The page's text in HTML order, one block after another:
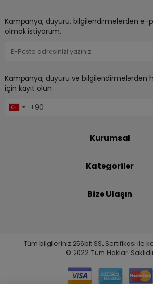
Kampanya, duyuru, bilgilendirmelerden e-
olmak istiyorum.
Kampanya, duyuru ve bilgilendirmelerden
için kayıt olun.
Kurumsal
Kategoriler
Bize Ulaşın
Tüm bilgileriniz 256bit SSL Sertifikası ile
© 2022 Tüm Hakları